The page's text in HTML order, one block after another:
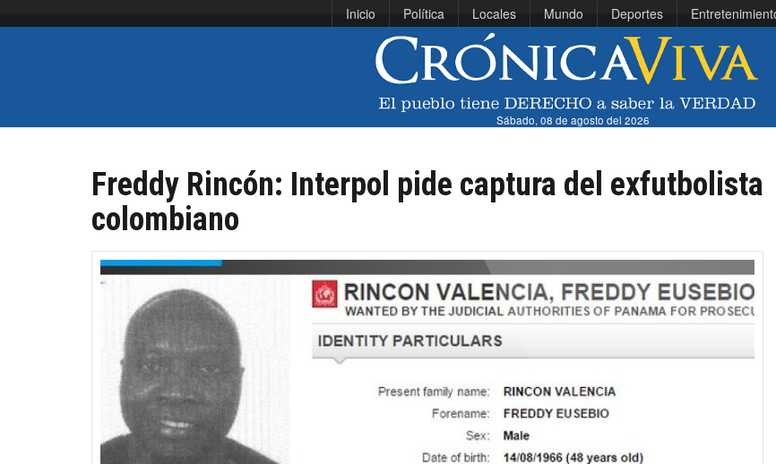
Inicio Política Locales Mundo Deportes
Sábado, 08 de agosto del 2026
Freddy Rincón: Interpol pide captura del exfutbolista
colombiano